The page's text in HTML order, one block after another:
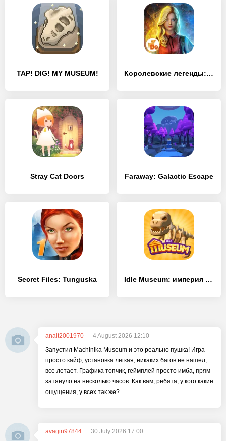
TAP! DIG! MY MUSEUM! Королевские легенды: Топи
Stray Cat Doors Faraway: Galactic Escape
Secret Files: Tunguska Idle Museum: империя искусства
anait2001970
4 August 2026 12:10
Запустил Machinika Museum и это реально пушка! Игра
просто кайф, установка легкая, никаких багов не нашел,
все летает. Графика топчик, геймплей просто имба, прям
затянуло на несколько часов. Как вам, ребята, у кого какие
ощущения, у всех так же?
avagin97844
30 July 2026 17:00